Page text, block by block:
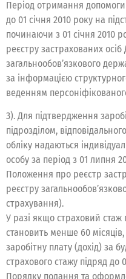
Період отримання допомоги
до 01 січня 2010 року на
починаючи з 01 січня 2010
реєстру застрахованих
загальнообов’язкового
за інформацією
веденням
3). Для підтвердження
підрозділом,
обліку надаються
особу за період з 01 липня
Положення про реєстр
реєстру
страхування).
У разі якщо страховий
становить менше 60
заробітну плату (дохід) за
страхового стажу підряд до
Порядку подання та